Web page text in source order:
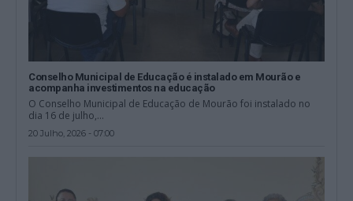
Conselho Municipal de Educação é instalado em Mourão e
acompanha investimentos na educação
O Conselho Municipal de Educação de Mourão foi instalado no
dia 16 de julho,...
20 Julho, 2026 - 07:00